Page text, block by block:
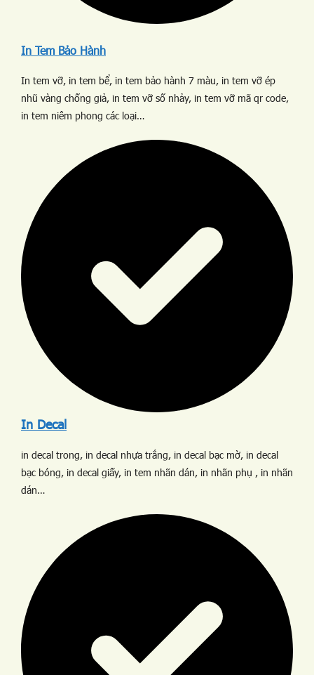
In Tem Bảo Hành
In tem vỡ, in tem bể, in tem bảo hành 7 màu, in tem vỡ ép
nhũ vàng chống giả, in tem vỡ số nhảy, in tem vỡ mã qr code,
in tem niêm phong các loại…
In Decal
in decal trong, in decal nhựa trắng, in decal bạc mờ, in decal
bạc bóng, in decal giấy, in tem nhãn dán, in nhãn phụ , in nhãn
dán…